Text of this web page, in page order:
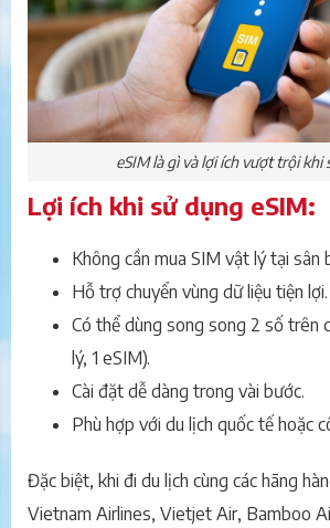
eSIM là gì và lợi ích vượt trội khi
Lợi ích khi sử dụng eSIM:
Không cần mua SIM vật lý tại sân
Hỗ trợ chuyển vùng dữ liệu tiện lợi.
Có thể dùng song song 2 số trên
lý, 1 eSIM).
Cài đặt dễ dàng trong vài bước.
Phù hợp với du lịch quốc tế hoặc
Đặc biệt, khi đi du lịch cùng các hãng
Vietnam Airlines, Vietjet Air, Bamboo